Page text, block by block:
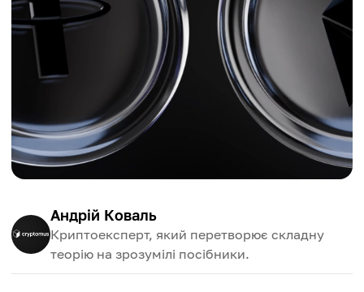
Андрій Коваль
Криптоексперт, який перетворює складну
теорію на зрозумілі посібники.